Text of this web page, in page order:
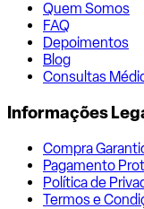
Quem Somos
FAQ
Depoimentos
Blog
Consultas
Informações
Compra
Pagamento
Política de
Termos e